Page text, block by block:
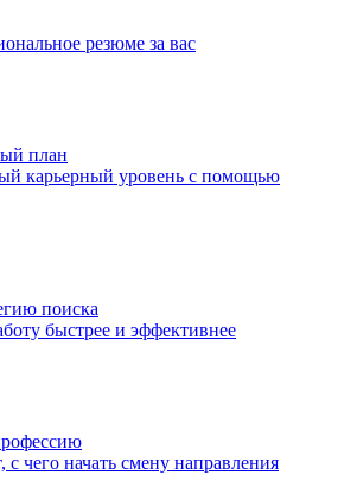
резюме за вас
план
карьерный уровень с помощью
поиска
быстрее и эффективнее
с чего начать смену направления